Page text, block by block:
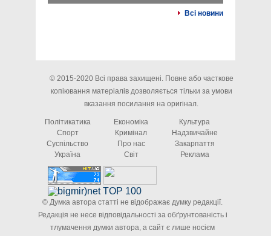
Всі новини
© 2015-2020 Всі права захищені. Повне або часткове
копіювання матеріалів дозволяється тільки за умови
вказання посилання на оригінал.
Політикатика Економіка
Культура
Спорт
Кримінал
Надзвичайне
Суспільство
Про нас
Закарпаття
Україна
Світ Реклама
© Думка автора статті не відображає думку редакції.
Редакція не несе відповідальності за обґрунтованість і
тлумачення думки автора, а сайт є лише носієм